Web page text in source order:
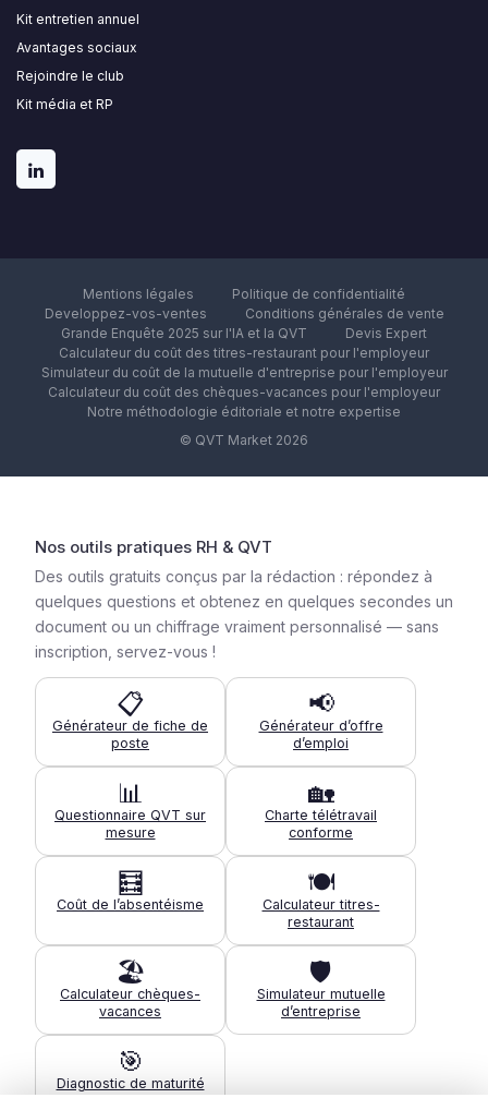
Kit entretien annuel
Avantages sociaux
Rejoindre le club
Kit média et RP
Mentions légales
Politique de confidentialité
Developpez-vos-ventes
Conditions générales de vente
Grande Enquête 2025 sur l'IA et la QVT
Devis Expert
Calculateur du coût des titres-restaurant pour l'employeur
Simulateur du coût de la mutuelle d'entreprise pour l'employeur
Calculateur du coût des chèques-vacances pour l'employeur
Notre méthodologie éditoriale et notre expertise
© QVT Market 2026
Nos outils pratiques RH & QVT
Des outils gratuits conçus par la rédaction : répondez à
quelques questions et obtenez en quelques secondes un
document ou un chiffrage vraiment personnalisé — sans
inscription, servez-vous !
📋
Générateur de fiche de
poste
📢
Générateur d’offre
d’emploi
📊
Questionnaire QVT sur
mesure
🏡
Charte télétravail
conforme
🧮
Coût de l’absentéisme
🍽️
Calculateur titres-
restaurant
🏖️
Calculateur chèques-
vacances
🛡️
Simulateur mutuelle
d’entreprise
🎯
Diagnostic de maturité